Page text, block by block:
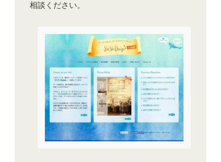
相談ください。